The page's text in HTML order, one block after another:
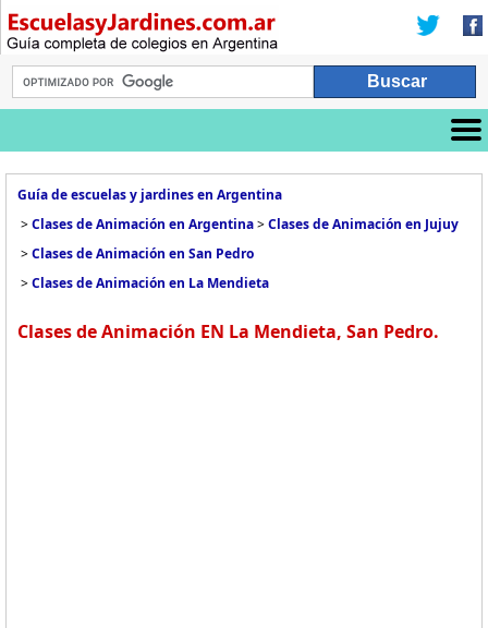
Guía de escuelas y jardines en Argentina
>Clases de Animación en Argentina>Clases de Animación en Jujuy
>Clases de Animación en San Pedro
>Clases de Animación en La Mendieta
Clases de Animación EN La Mendieta, San Pedro.